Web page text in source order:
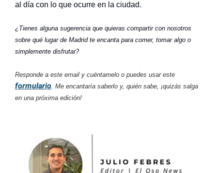
al día con lo que ocurre en la ciudad.
¿Tienes alguna sugerencia que quieras compartir con nosotros
sobre qué lugar de Madrid te encanta para comer, tomar algo o
simplemente disfrutar?
Responde a este email y cuéntamelo o puedes usar este
formulario. Me encantaría saberlo y, quién sabe, ¡quizás salga
en una próxima edición!